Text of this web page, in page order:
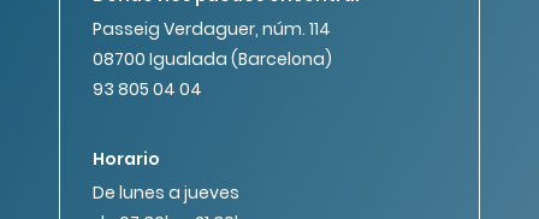
Passeig Verdaguer, núm. 114
08700 Igualada (Barcelona)
93 805 04 04
Horario
De lunes a jueves